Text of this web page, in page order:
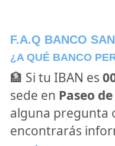
F.A.Q BANCO
¿A QUÉ BANCO
🏦 Si tu IBAN es
sede en Paseo
alguna pregunta
encontrarás